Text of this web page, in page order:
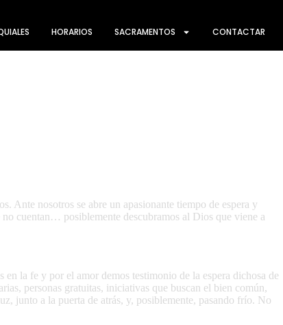
HORARIOS SACRAMENTOS CONTACTAR
Ante nosotros se abre un apasionante tiempo de espera y
cuentan… posiblemente descubramos al Dios que viene a
la fe y por el amor demos testimonio de la espera dichosa de
personas gratuitas, iniciativas que buscan el bien común,
junto a la puerta de atrás, y, posiblemente, pasando frío. No